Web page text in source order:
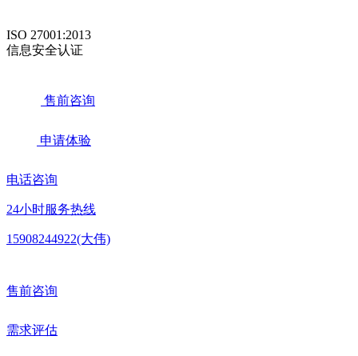
ISO 27001:2013
信息安全认证
售前咨询
申请体验
电话咨询
24小时服务热线
15908244922(大伟)
售前咨询
需求评估